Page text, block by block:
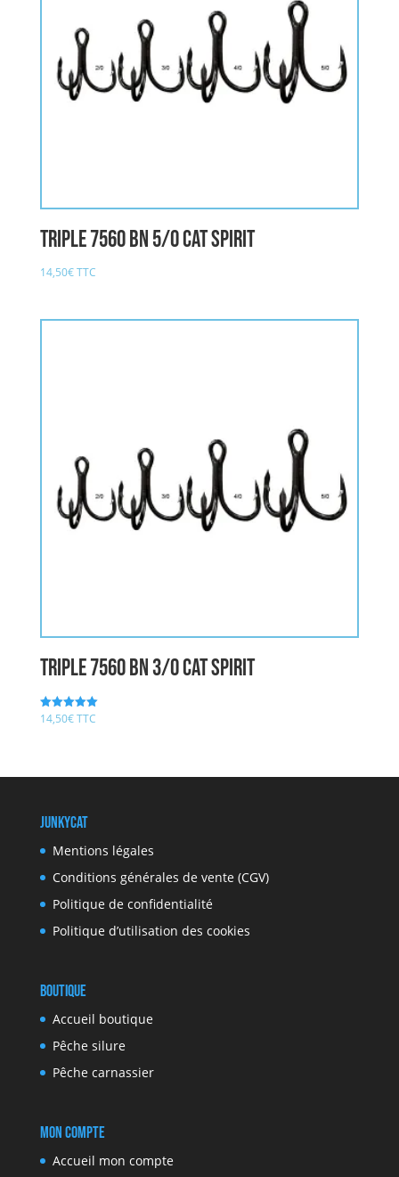
triple 7560 BN 5/0 CAT SPIRIT
14,50€TTC
triple 7560 BN 3/0 CAT SPIRIT
Note
5.00
14,50€TTC
JunkyCat
Mentions légales
Conditions générales de vente (CGV)
Politique de confidentialité
Politique d’utilisation des cookies
Boutique
Accueil boutique
Pêche silure
Pêche carnassier
Mon compte
Accueil mon compte